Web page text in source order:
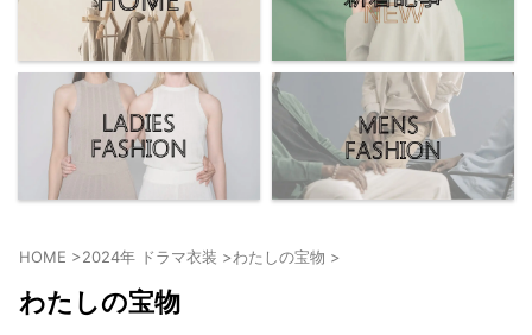
気になるドラマ名や芸能人名でおし
ゃれなドラマ衣装・ファッションを
チェックしてね♪
【よく検索されてる女性芸能人】
・有村架純
・ 川口春奈
HOME >2024年 ドラマ衣装 >わたしの宝物 >
わたしの宝物